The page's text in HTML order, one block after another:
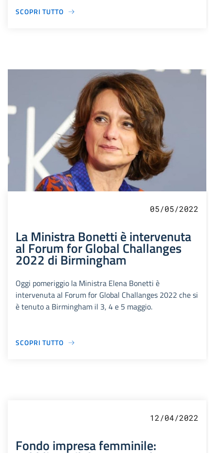
SCOPRI TUTTO
05/05/2022
La Ministra Bonetti è intervenuta
al Forum for Global Challanges
2022 di Birmingham
Oggi pomeriggio la Ministra Elena Bonetti è
intervenuta al Forum for Global Challanges 2022 che si
è tenuto a Birmingham il 3, 4 e 5 maggio.
SCOPRI TUTTO
12/04/2022
Fondo impresa femminile: